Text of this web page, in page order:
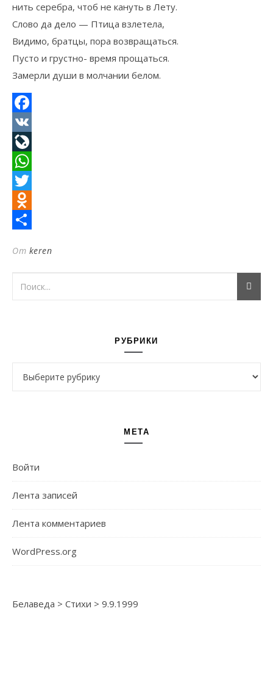
нить серебра, чтоб не кануть в Лету.
Слово да дело — Птица взлетела,
Видимо, братцы, пора возвращаться.
Пусто и грустно- время прощаться.
Замерли души в молчании белом.
Facebook
VK
LiveJournal
WhatsApp
Twitter
Odnoklassniki
От keren
РУБРИКИ
МЕТА
Войти
Лента записей
Лента комментариев
WordPress.org
Белаведа > Стихи > 9.9.1999